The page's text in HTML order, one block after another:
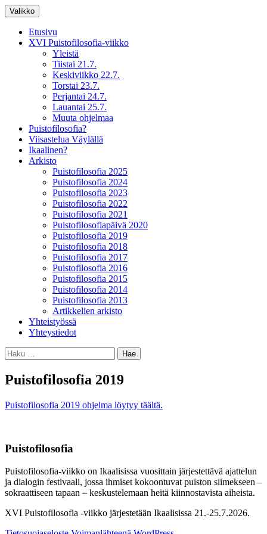
Puistofilosofia
15.-19.7.2025
Valikko Siirry
sisältöön
Etusivu
XVI Puistofilosofia-viikko
Yleistä
Tiistai 21.7.
Keskiviikko 22.7.
Torstai 23.7.
Perjantai 24.7.
Lauantai 25.7.
Muuta ohjelmaa
Puistofilosofia?
Viisastelua Väylällä
Ikaalinen?
Arkisto
Puistofilosofia 2025
Puistofilosofia 2024
Puistofilosofia 2023
Puistofilosofia 2022
Puistofilosofia 2021
Puistofilosofiapäivä 2020
Puistofilosofia 2019
Puistofilosofia 2018
Puistofilosofia 2017
Puistofilosofia 2016
Puistofilosofia 2015
Puistofilosofia 2014
Puistofilosofia 2013
Artikkelien arkisto
Yhteistyössä
Yhteystiedot
Haku:
Puistofilosofia 2019
Puistofilosofia 2019 ohjelma löytyy täältä.
Puistofilosofia
Puistofilosofia-viikko on Ikaalisissa vuosittain järjestettävä ajattelun
ja dialogin festivaali, jossa ihmiset kokoontuvat puiston siimekseen –
sokraattiseen tapaan – keskustelemaan heitä kiinnostavista aiheista.
XVI Puistofilosofia -viikko järjestetään Ikaalisissa 21.-25.7.2026.